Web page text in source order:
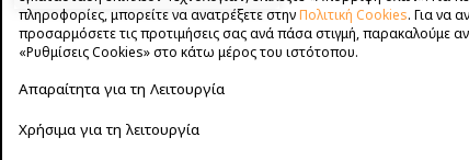
πληροφορίες, μπορείτε να ανατρέξετε στηνΠολιτική Cookies. Για να
προσαρμόσετε τις προτιμήσεις σας ανά πάσα στιγμή, παρακαλούμε
«Ρυθμίσεις Cookies» στο κάτω μέρος του ιστότοπου.
Απαραίτητα για τη Λειτουργία
Χρήσιμα για τη λειτουργία